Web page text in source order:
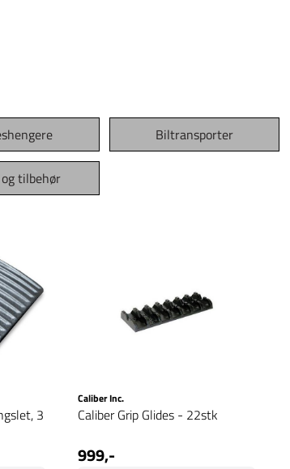
Biltransporter
tilbehør
3
Caliber Inc.
Caliber Grip Glides - 22stk
999,-